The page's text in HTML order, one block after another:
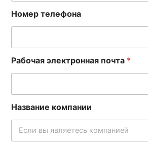
Номер телефона
Рабочая электронная почта *
Название компании